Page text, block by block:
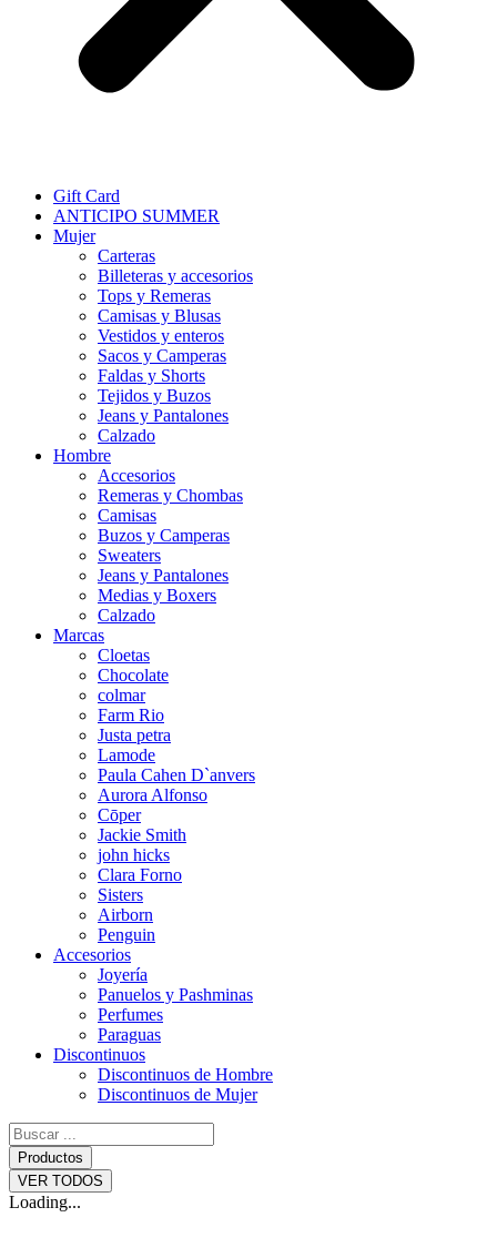
Gift Card
ANTICIPO SUMMER
Mujer
Carteras
Billeteras y accesorios
Tops y Remeras
Camisas y Blusas
Vestidos y enteros
Sacos y Camperas
Faldas y Shorts
Tejidos y Buzos
Jeans y Pantalones
Calzado
Hombre
Accesorios
Remeras y Chombas
Camisas
Buzos y Camperas
Sweaters
Jeans y Pantalones
Medias y Boxers
Calzado
Marcas
Cloetas
Chocolate
colmar
Farm Rio
Justa petra
Lamode
Paula Cahen D`anvers
Aurora Alfonso
Cōper
Jackie Smith
john hicks
Clara Forno
Sisters
Airborn
Penguin
Accesorios
Joyería
Panuelos y Pashminas
Perfumes
Paraguas
Discontinuos
Discontinuos de Hombre
Discontinuos de Mujer
Search
...Productos
VER TODOS
Loading...